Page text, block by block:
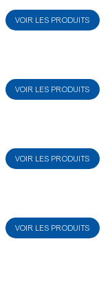
VOIR LES PRODUITS
VOIR LES PRODUITS
VOIR LES PRODUITS
VOIR LES PRODUITS